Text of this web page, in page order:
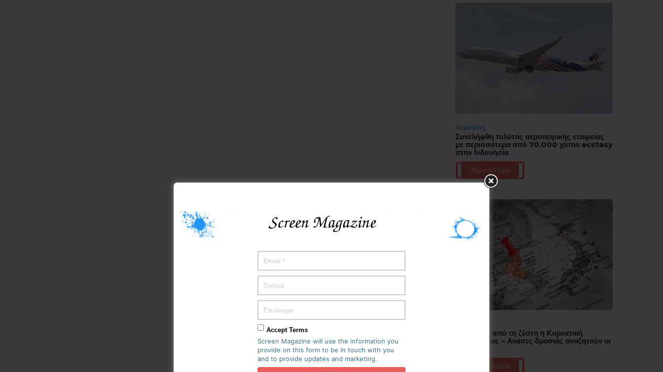
Δημοφιλή
Συνελήφθη πιλότος αεροπορικής εταιρείας
με περισσότερα από 70.000 χάπια ecstasy
στην Ινδονησία
Περισσότερα
“Έλιωσε” από τη ζέστη η Κορεατική
Χερσόνησος – Ανάσες δροσιάς αναζητούν οι
Περισσότερα
Accept Terms
Screen Magazine will use the information you
provide on this form to be in touch with you
and to provide updates and marketing.